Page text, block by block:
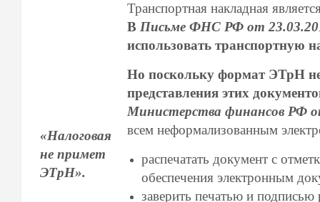
«Налоговая
не примет
ЭТрН».
Транспортная накладная
В Письме ФНС РФ от
использовать транспортную
Но поскольку формат ЭТрН
представления этих
Министерства финансов РФ
всем неформализованным
распечатать документ с
обеспечения электронным
заверить печатью и подписью